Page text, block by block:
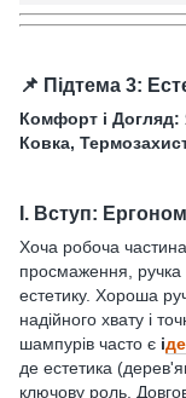
📌 Підтема 3:
Комфорт і
Ковка,
I. Вступ:
Хоча робоча
просмаження, ручка
естетику. Хороша
надійного хвату і
шампурів часто є і
де естетика
ключову роль.